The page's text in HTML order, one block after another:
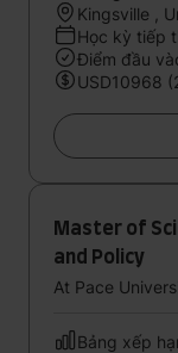
Kingsville ,
Học kỳ tiếp
Điểm đầu
USD10968
Master of
and Policy
At Pace
Bảng xếp